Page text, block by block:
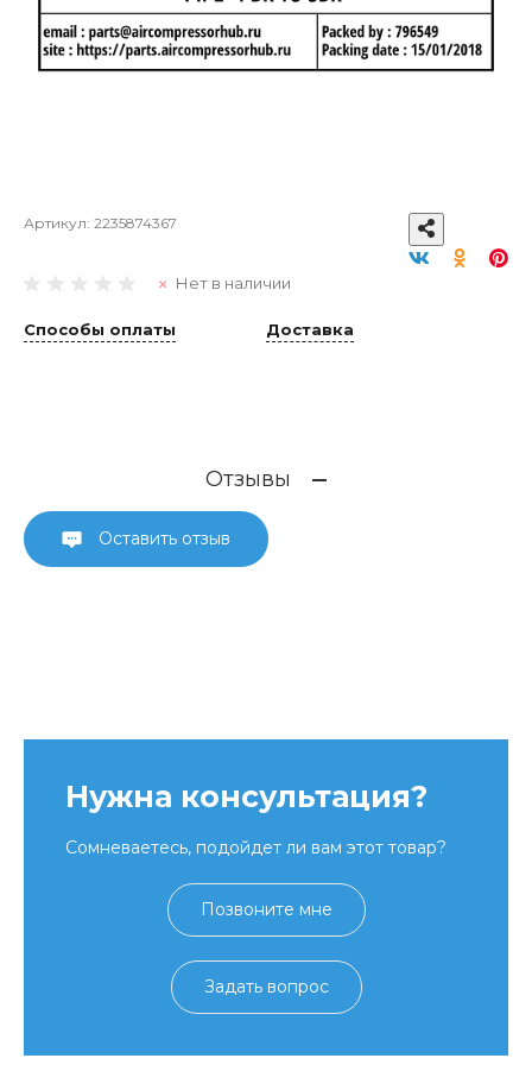
Артикул: 2235874367
Нет в наличии
Способы оплаты Доставка
Отзывы
Оставить отзыв
Нужна консультация?
Сомневаетесь, подойдет ли вам этот товар?
Позвоните мне
Задать вопрос